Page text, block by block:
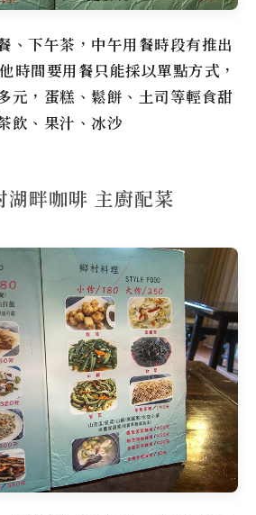
、下午茶，中午用餐時段有推出
時間要用餐只能採以單點方式，
元，蛋糕、鬆餅、土司等輕食甜
飲、果汁、冰沙
湖畔咖啡 主廚配菜